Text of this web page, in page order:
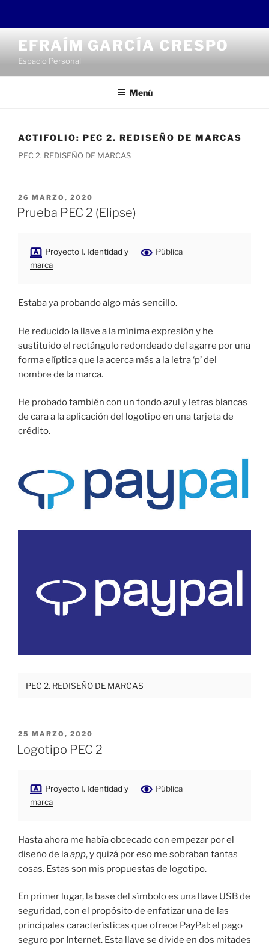
contenido
EFRAÍM GARCÍA CRESPO
Espacio Personal
Menú
ACTIFOLIO: PEC 2. REDISEÑO DE MARCAS
PEC 2. REDISEÑO DE MARCAS
PUBLICADO
EL
26 MARZO, 2020
Prueba PEC 2 (Elipse)
Proyecto I. Identidad y
marca
Pública
Estaba ya probando algo más sencillo.
He reducido la llave a la mínima expresión y he
sustituido el rectángulo redondeado del agarre por una
forma elíptica que la acerca más a la letra ‘p’ del
nombre de la marca.
He probado también con un fondo azul y letras blancas
de cara a la aplicación del logotipo en una tarjeta de
crédito.
PEC 2. REDISEÑO DE MARCAS
PUBLICADO
EL
25 MARZO, 2020
Logotipo PEC 2
Proyecto I. Identidad y
marca
Pública
Hasta ahora me había obcecado con empezar por el
diseño de laapp, y quizá por eso me sobraban tantas
cosas. Estas son mis propuestas de logotipo.
En primer lugar, la base del símbolo es una llave USB de
seguridad, con el propósito de enfatizar una de las
principales características que ofrece PayPal: el pago
seguro por Internet. Esta llave se divide en dos mitades